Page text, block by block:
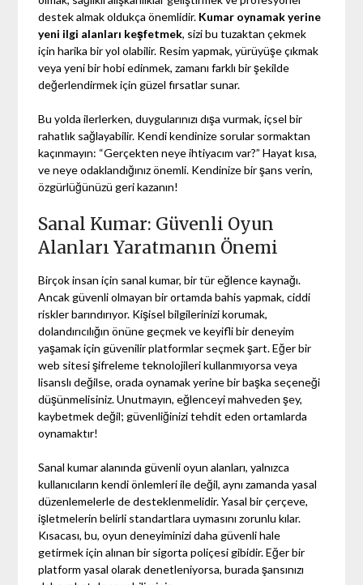
destek almak oldukça önemlidir. Kumar oynamak yerine
yeni ilgi alanları keşfetmek, sizi bu tuzaktan çekmek
için harika bir yol olabilir. Resim yapmak, yürüyüşe çıkmak
veya yeni bir hobi edinmek, zamanı farklı bir şekilde
değerlendirmek için güzel fırsatlar sunar.
Bu yolda ilerlerken, duygularınızı dışa vurmak, içsel bir
rahatlık sağlayabilir. Kendi kendinize sorular sormaktan
kaçınmayın: “Gerçekten neye ihtiyacım var?” Hayat kısa,
ve neye odaklandığınız önemli. Kendinize bir şans verin,
özgürlüğünüzü geri kazanın!
Sanal Kumar: Güvenli Oyun
Alanları Yaratmanın Önemi
Birçok insan için sanal kumar, bir tür eğlence kaynağı.
Ancak güvenli olmayan bir ortamda bahis yapmak, ciddi
riskler barındırıyor. Kişisel bilgilerinizi korumak,
dolandırıcılığın önüne geçmek ve keyifli bir deneyim
yaşamak için güvenilir platformlar seçmek şart. Eğer bir
web sitesi şifreleme teknolojileri kullanmıyorsa veya
lisanslı değilse, orada oynamak yerine bir başka seçeneği
düşünmelisiniz. Unutmayın, eğlenceyi mahveden şey,
kaybetmek değil; güvenliğinizi tehdit eden ortamlarda
oynamaktır!
Sanal kumar alanında güvenli oyun alanları, yalnızca
kullanıcıların kendi önlemleri ile değil, aynı zamanda yasal
düzenlemelerle de desteklenmelidir. Yasal bir çerçeve,
işletmelerin belirli standartlara uymasını zorunlu kılar.
Kısacası, bu, oyun deneyiminizi daha güvenli hale
getirmek için alınan bir sigorta poliçesi gibidir. Eğer bir
platform yasal olarak denetleniyorsa, burada şansınızı